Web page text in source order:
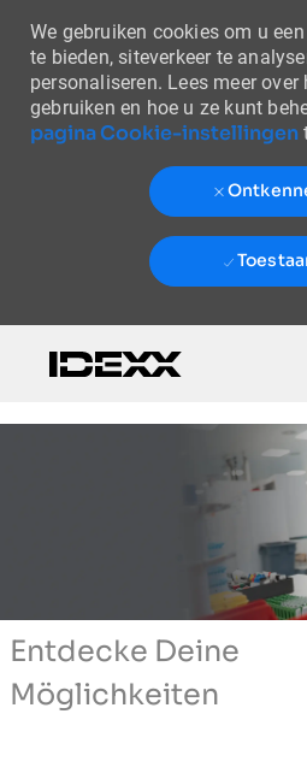
We gebruiken cookies om u
te bieden, siteverkeer te
personaliseren. Lees meer over
gebruiken en hoe u ze kunt
pagina Cookie-instellingen
Entdecke Deine
Möglichkeiten